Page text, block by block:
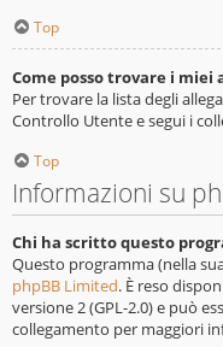
Top
Come posso trovare i miei
Per trovare la lista degli
Controllo Utente e segui i
Top
Informazioni su
Chi ha scritto questo
Questo programma (nella
phpBB Limited. È reso
versione 2 (GPL-2.0) e può
collegamento per maggiori